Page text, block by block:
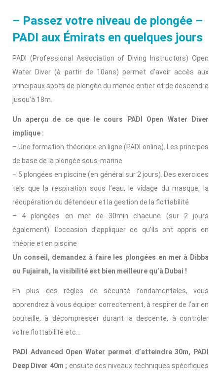
– Passez votre niveau de plongée –
PADI aux Émirats en quelques jours
PADI (Professional Association of Diving Instructors) Open
Water Diver (à partir de 10ans) permet d’avoir accès aux
principaux spots de plongée du monde entier et de descendre
jusqu’à 18m.
Un aperçu de ce que le cours PADI Open Water Diver
implique :
– Une formation théorique en ligne (PADI online). Les principes
de base de la plongée sous-marine
– 5 plongées en piscine (en général sur 2 jours). Des exercices
tels que la respiration sous l’eau, le vidage du masque, la
récupération du détendeur et la gestion de la flottabilité
– 4 plongées en mer de 30min chacune (sur 2 jours
également). L’occasion d’appliquer ce qu’ils ont appris en
théorie et en piscine
Un conseil, demandez à faire les plongées en mer à Dibba
ou Fujairah, la visibilité est bien meilleure qu’à Dubai !
En plus des règles de sécurité fondamentales, vous
apprendrez à vous équiper correctement, à respirer de l’air en
bouteille, à décompresser durant la descente, à contrôler
votre flottabilité etc…
PADI Advanced Open Water permet d’atteindre 30m, PADI
Deep Diver 40m ; ensuite des niveaux techniques spécifiques